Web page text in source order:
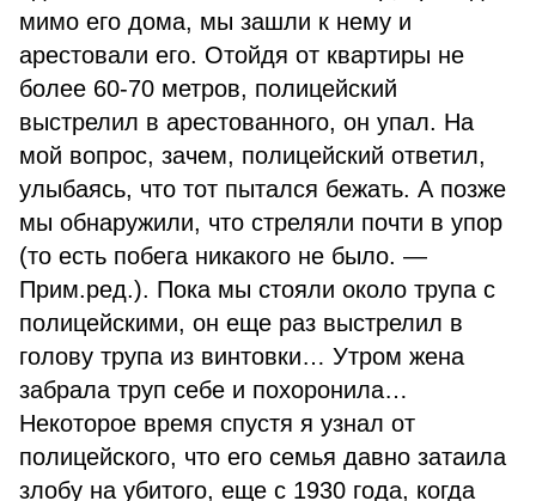
мимо его дома, мы зашли к нему и
арестовали его. Отойдя от квартиры не
более 60-70 метров, полицейский
выстрелил в арестованного, он упал. На
мой вопрос, зачем, полицейский ответил,
улыбаясь, что тот пытался бежать. А позже
мы обнаружили, что стреляли почти в упор
(то есть побега никакого не было. —
Прим.ред.). Пока мы стояли около трупа с
полицейскими, он еще раз выстрелил в
голову трупа из винтовки… Утром жена
забрала труп себе и похоронила…
Некоторое время спустя я узнал от
полицейского, что его семья давно затаила
злобу на убитого, еще с 1930 года, когда